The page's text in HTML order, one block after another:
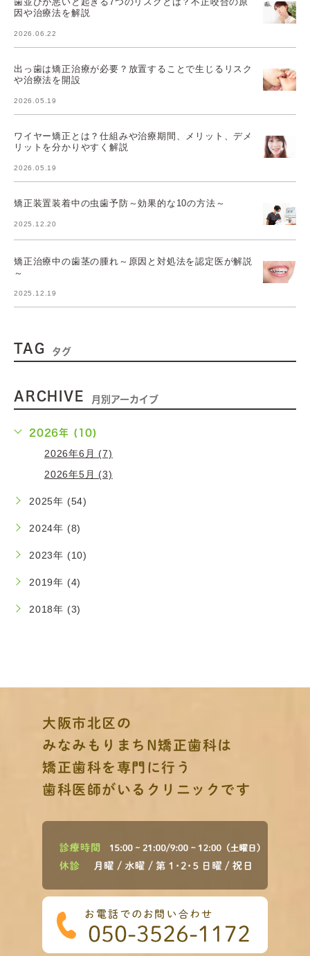
因や治療法を解説
2026.06.22
出っ歯は矯正治療が必要？放置することで生じるリスク
や治療法を開設
2026.05.19
ワイヤー矯正とは？仕組みや治療期間、メリット、デメ
リットを分かりやすく解説
2026.05.19
矯正装置装着中の虫歯予防～効果的な10の方法～
2025.12.20
矯正治療中の歯茎の腫れ～原因と対処法を認定医が解説
～
2025.12.19
TAG タグ
ARCHIVE 月別アーカイブ
2026年 (10)
2026年6月 (7)
2026年5月 (3)
2025年 (54)
2024年 (8)
2023年 (10)
2019年 (4)
2018年 (3)
大阪市北区の
みなみもりまちN矯正歯科は
矯正歯科を専門に行う
歯科医師がいるクリニックです